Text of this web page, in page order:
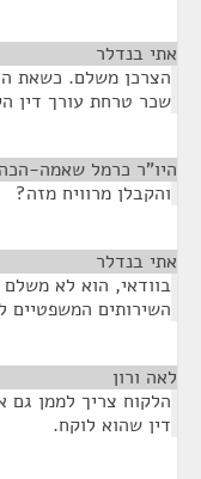
אתי בנדלר
הצרכן משלם. כשאת
שכר טרחת עורך דין
היו"ר כרמל שאמה-
והקבלן מרוויח מזה?
אתי בנדלר
בוודאי, הוא לא
השירותים המשפטיים
לאה ורון
הלקוח צריך לממן גם
דין שהוא לוקח.